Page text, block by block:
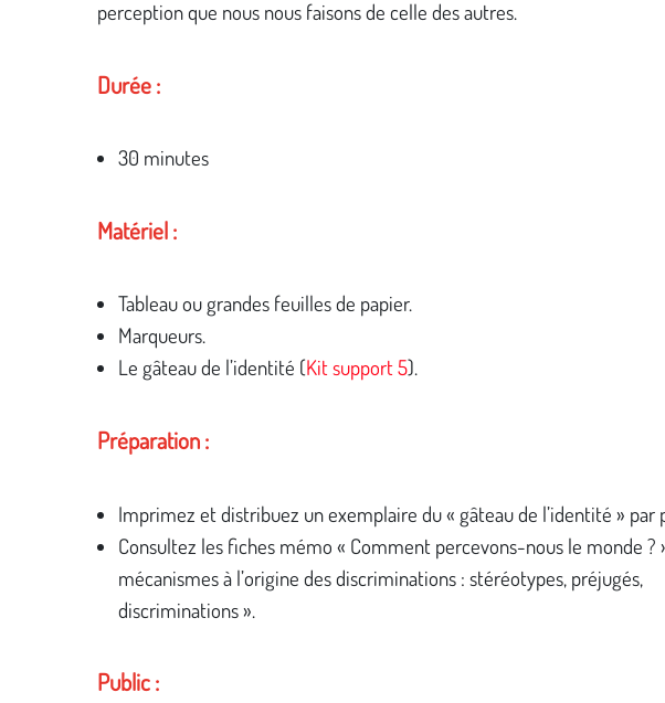
perception que nous nous faisons de celle des autres.
Durée :
30 minutes
Matériel :
Tableau ou grandes feuilles de papier.
Marqueurs.
Le gâteau de l’identité (Kit support 5).
Préparation :
Imprimez et distribuez un exemplaire du « gâteau de l’identité » par
Consultez les fiches mémo « Comment percevons-nous le monde ?
mécanismes à l’origine des discriminations : stéréotypes, préjugés,
discriminations ».
Public :